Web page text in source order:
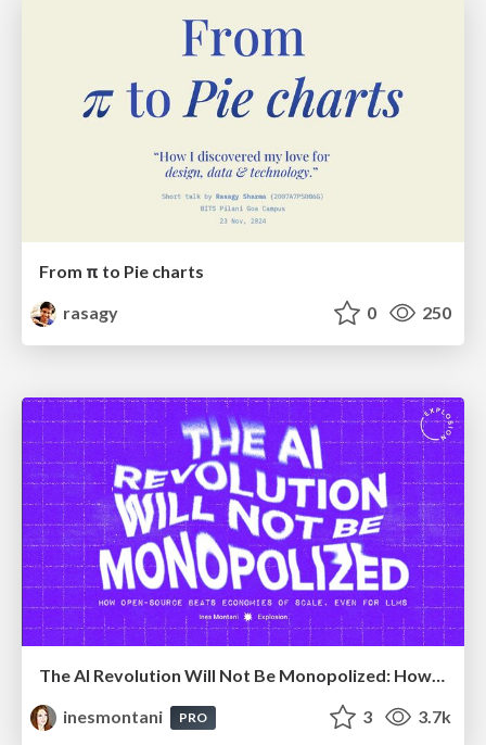
From π to Pie charts
rasagy
0 250
The AI Revolution Will Not Be Monopolized: How open-source beats economies of scale, even for LLMs
inesmontani
PRO 3 3.7k